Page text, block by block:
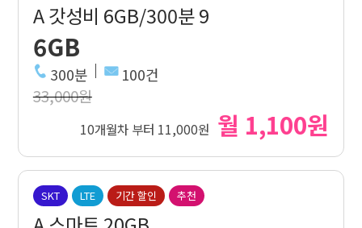
A 갓성비 6GB/300분 9
6GB
300분 100건
33,000원
10개월차 부터 11,000원 월 1,100원
SKT LTE 기간 할인 추천